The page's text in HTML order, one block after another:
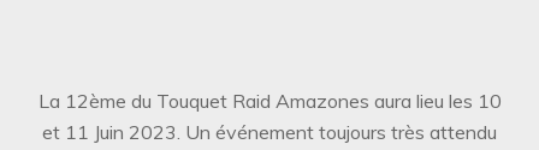
La 12ème du Touquet Raid Amazones aura lieu les 10
et 11 Juin 2023. Un événement toujours très attendu